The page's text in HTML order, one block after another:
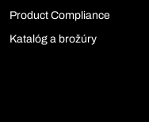
Product Compliance
Katalóg a brožúry